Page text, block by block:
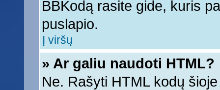
BBKodą rasite gide, kuris
puslapio.
Į viršų
» Ar galiu naudoti HTML?
Ne. Rašyti HTML kodų